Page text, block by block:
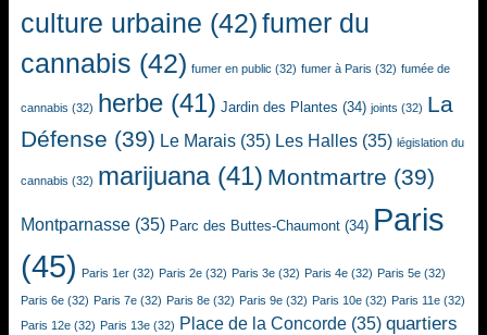
culture urbaine (42)fumer du
cannabis (42) fumer en public (32) fumer à Paris (32) fumée de
cannabis (32) herbe (41) Jardin des Plantes (34) joints (32) La
Défense (39) Le Marais (35) Les Halles (35) législation du
cannabis (32) marijuana(41) Montmartre (39)
Montparnasse (35) Parc des Buttes-Chaumont (34) Paris
(45) Paris 1er (32) Paris 2e (32) Paris 3e (32) Paris 4e (32) Paris 5e (32)
Paris 6e (32) Paris 7e (32) Paris 8e (32) Paris 9e (32) Paris 10e (32) Paris 11e (32)
Paris 12e (32) Paris 13e (32) Place de la Concorde (35) quartiers